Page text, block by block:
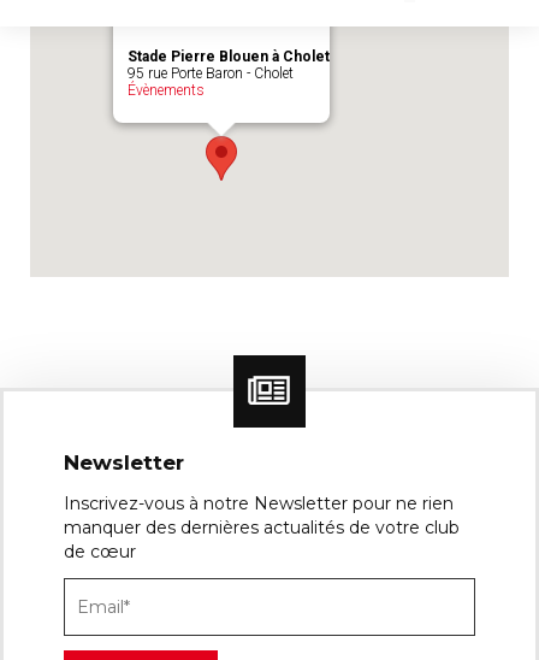
Stade Pierre Blouen à Cholet
95 rue Porte Baron - Cholet
Évènements
Newsletter
Inscrivez-vous à notre Newsletter pour ne rien
manquer des dernières actualités de votre club
de cœur